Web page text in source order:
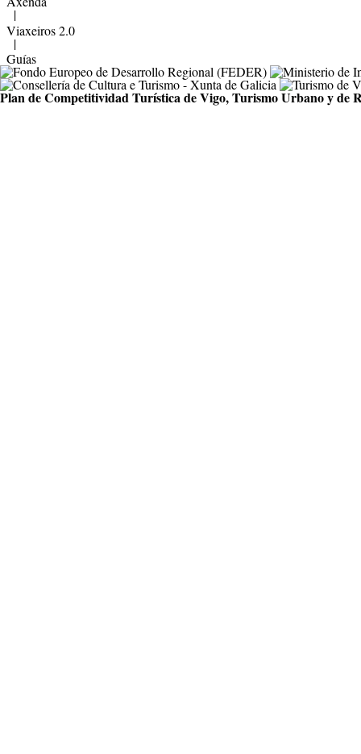
|
Viaxeiros 2.0
|
Guías
Plan de Competitividad Turística de Vigo, Turismo Urbano y de